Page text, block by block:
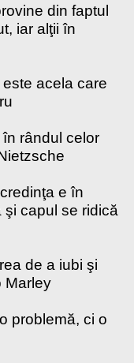
din faptul
iar alţii în
acela care
rândul celor
e în
capul se ridică
de a iubi şi
Marley
problemă, ci o